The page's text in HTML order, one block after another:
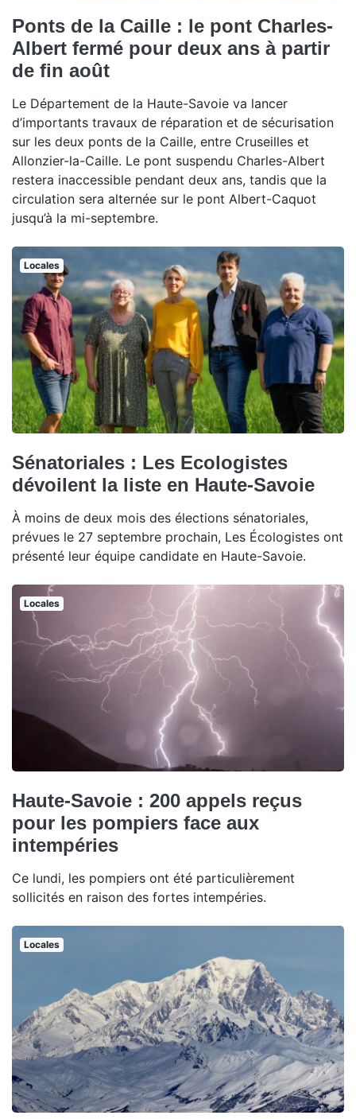
Ponts de la Caille : le pont Charles-
Albert fermé pour deux ans à partir
de fin août
Le Département de la Haute-Savoie va lancer
d’importants travaux de réparation et de sécurisation
sur les deux ponts de la Caille, entre Cruseilles et
Allonzier-la-Caille. Le pont suspendu Charles-Albert
restera inaccessible pendant deux ans, tandis que la
circulation sera alternée sur le pont Albert-Caquot
jusqu’à la mi-septembre.
Locales
Sénatoriales : Les Ecologistes
dévoilent la liste en Haute-Savoie
À moins de deux mois des élections sénatoriales,
prévues le 27 septembre prochain, Les Écologistes ont
présenté leur équipe candidate en Haute-Savoie.
Locales
Haute-Savoie : 200 appels reçus
pour les pompiers face aux
intempéries
Ce lundi, les pompiers ont été particulièrement
sollicités en raison des fortes intempéries.
Locales